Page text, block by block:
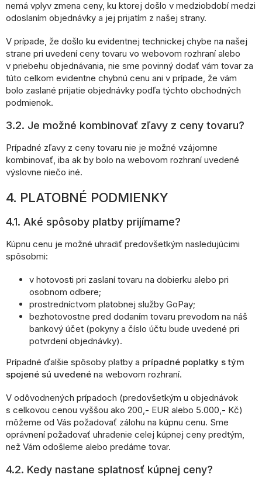
nemá vplyv zmena ceny, ku ktorej došlo v medziobdobí medzi
odoslaním objednávky a jej prijatím z našej strany.
V prípade, že došlo ku evidentnej technickej chybe na našej
strane pri uvedení ceny tovaru vo webovom rozhraní alebo
v priebehu objednávania, nie sme povinný dodať vám tovar za
túto celkom evidentne chybnú cenu ani v prípade, že vám
bolo zaslané prijatie objednávky podľa týchto obchodných
podmienok.
3.2. Je možné kombinovať zľavy z ceny tovaru?
Prípadné zľavy z ceny tovaru nie je možné vzájomne
kombinovať, iba ak by bolo na webovom rozhraní uvedené
výslovne niečo iné.
4. PLATOBNÉ PODMIENKY
4.1. Aké spôsoby platby prijímame?
Kúpnu cenu je možné uhradiť predovšetkým nasledujúcimi
spôsobmi:
v hotovosti pri zaslaní tovaru na dobierku alebo pri
osobnom odbere;
prostredníctvom platobnej služby GoPay;
bezhotovostne pred dodaním tovaru prevodom na náš
bankový účet (pokyny a číslo účtu bude uvedené pri
potvrdení objednávky).
Prípadné ďalšie spôsoby platby a prípadné poplatky s tým
spojené sú uvedené na webovom rozhraní.
V odôvodnených prípadoch (predovšetkým u objednávok
s celkovou cenou vyššou ako 200,- EUR alebo 5.000,- Kč)
môžeme od Vás požadovať zálohu na kúpnu cenu. Sme
oprávnení požadovať uhradenie celej kúpnej ceny predtým,
než Vám odošleme alebo predáme tovar.
4.2. Kedy nastane splatnosť kúpnej ceny?